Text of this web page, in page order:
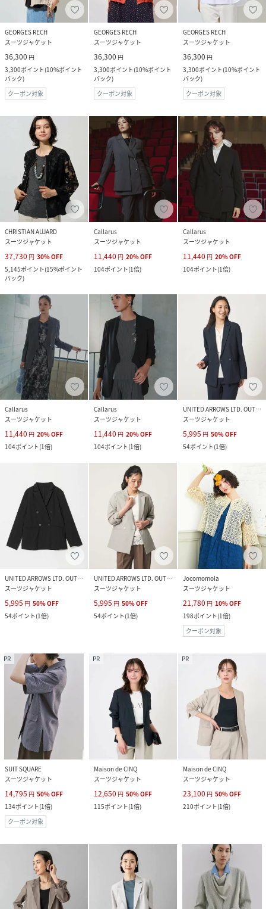
GEORGES RECH
スーツジャケット
36,300 円
3,300ポイント(10%ポイント
バック)
クーポン対象
GEORGES RECH
スーツジャケット
36,300 円
3,300ポイント(10%ポイント
バック)
クーポン対象
GEORGES RECH
スーツジャケット
36,300 円
3,300ポイント(10%ポイント
バック)
クーポン対象
CHRISTIAN AUJARD
スーツジャケット
37,730 円 30%OFF
5,145ポイント(15%ポイント
バック)
Callarus
スーツジャケット
11,440 円 20%OFF
104ポイント(1倍)
Callarus
スーツジャケット
11,440 円 20%OFF
104ポイント(1倍)
Callarus
スーツジャケット
11,440 円 20%OFF
104ポイント(1倍)
Callarus
スーツジャケット
11,440 円 20%OFF
104ポイント(1倍)
UNITED ARROWS LTD. OUTLET
スーツジャケット
5,995 円 50%OFF
54ポイント(1倍)
UNITED ARROWS LTD. OUTLET
スーツジャケット
5,995 円 50%OFF
54ポイント(1倍)
UNITED ARROWS LTD. OUTLET
スーツジャケット
5,995 円 50%OFF
54ポイント(1倍)
Jocomomola
スーツジャケット
21,780 円 10%OFF
198ポイント(1倍)
クーポン対象
PR
SUIT SQUARE
スーツジャケット
14,795 円 50%OFF
134ポイント(1倍)
クーポン対象
PR
Maison de CINQ
スーツジャケット
12,650 円 50%OFF
115ポイント(1倍)
PR
Maison de CINQ
スーツジャケット
23,100 円 50%OFF
210ポイント(1倍)